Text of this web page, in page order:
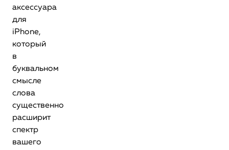
аксессуара
для
iPhone,
который
в
буквальном
смысле
слова
существенно
расширит
спектр
вашего